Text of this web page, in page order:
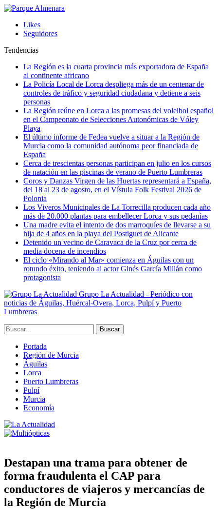
Likes
Seguidores
Tendencias
La Región es la cuarta provincia más exportadora de España
al continente africano
La Policía Local de Lorca despliega más de un centenar de
controles de tráfico y seguridad ciudadana y detiene a seis
personas
La Región reúne en Lorca a las promesas del voleibol español
en el Campeonato de Selecciones Autonómicas de Vóley
Playa
El último informe de Fedea vuelve a situar a la Región de
Murcia como la comunidad autónoma peor financiada de
España
Cerca de trescientas personas participan en julio en los cursos
de natación en las piscinas de verano de Puerto Lumbreras
Coros y Danzas Virgen de las Huertas representará a España,
del 18 al 23 de agosto, en el Vístula Folk Festival 2026 de
Polonia
Los Viveros Municipales de La Torrecilla producen cada año
más de 20.000 plantas para embellecer Lorca y sus pedanías
Una madre evita el intento de dos marroquíes de llevarse a su
hija de 4 años en la playa del Postiguet de Alicante
Detenido un vecino de Caravaca de la Cruz por cerca de
media docena de incendios
El ciclo «Mirando al Mar» comienza en Águilas con un
rotundo éxito, teniendo al actor Ginés García Millán como
protagonista
Grupo La Actualidad - Periódico con
noticias de Águilas, Huércal-Overa, Lorca, Pulpí y Puerto
Lumbreras
Portada
Región de Murcia
Águilas
Lorca
Puerto Lumbreras
Pulpí
Murcia
Economía
Destapan una trama para obtener de
forma fraudulenta el CAP para
conductores de viajeros y mercancías de
la Región de Murcia